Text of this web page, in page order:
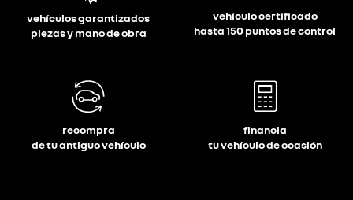
vehículos garantizados
piezas y mano de obra
vehículo certificado
hasta 150 puntos de control
recompra
de tu antiguo vehículo
financia
tu vehículo de ocasión